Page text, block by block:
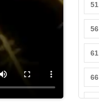
51
56
61
66